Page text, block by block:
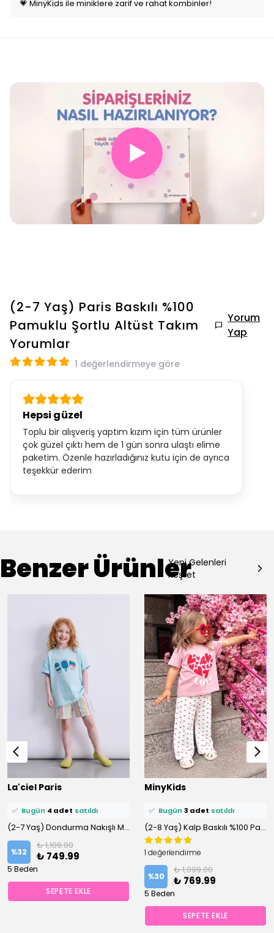
💗 MinyKids ile miniklere zarif ve rahat kombinler!
▶
(2-7 Yaş) Paris Baskılı %100
Pamuklu Şortlu Altüst Takım
Yorumlar
Yorum
Yap
1 değerlendirmeye göre
Hepsi güzel
Toplu bir alışveriş yaptım kızım için tüm ürünler
çok güzel çıktı hem de 1 gün sonra ulaştı elime
paketim. Özenle hazırladığınız kutu için de ayrıca
teşekkür ederim
Benzer ÜrünlerYeni Gelenleri
Keşfet
La'ciel Paris
⭐️ Bu ürünü18 kişifavoriledi!
✅ Bugün 4 adet satıldı
(2-7 Yaş) Dondurma Nakışlı Müslin Şortlu %100 Pamuklu Altüst Takım
%32
₺ 1,109.00
₺ 749.99
5 Beden
SEPETE EKLE
MinyKids
⭐️ Bu ürünü17 kişifavoriledi!
8 kişi
✅ Bugün 3 adet satıldı
(2-8 Yaş) Kalp Baskılı %100 Pamuklu Altüst Takım
1 değerlendirme
%30
₺ 1,099.00
₺ 769.99
5 Beden
SEPETE EKLE